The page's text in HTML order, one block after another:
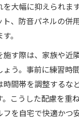
大幅に抑えられま
ト、防音パネルの併
。
施す際は、家族や近
う。事前に練習時
間帯を調整するな
こうした配慮を重
フを自宅で快適かつ